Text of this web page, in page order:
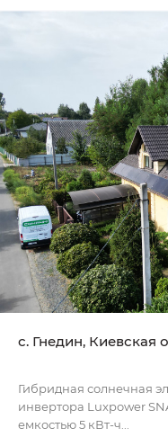
с. Гнедин, Киевская
Гибридная солнечная
инвертора Luxpower
емкостью 5 кВт-ч...